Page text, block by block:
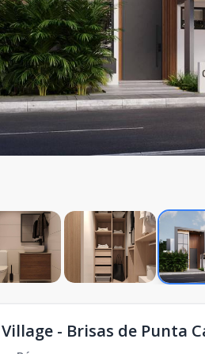
- Brisas de Punta